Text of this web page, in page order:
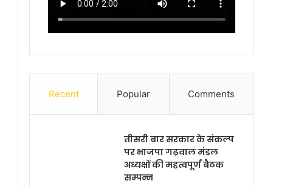
Recent Popular Comments
तीसरी बार सरकार के संकल्प
पर भाजपा गढ़वाल मंडल
अध्यक्षों की महत्वपूर्ण बैठक
सम्पन्न